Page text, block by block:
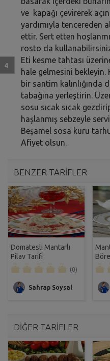
ve kapağı çevirerek
yardımıyla tencereden
ettir. Sert etten
rosto da
Eti kesme tahtası
hale gelmesini bekleyin.
bir santim kalınlığında
tabağına yerleştirin.
sosu sıcak sıcak
haşlanmış sebzeyle
Beşamel sosa kuru
Afiyet olsun.
BENZER TARİFLER
Domatesli Mantarlı
Pilav Tarifi
(0)
Sahrap Soysal
DİĞER TARİFLER